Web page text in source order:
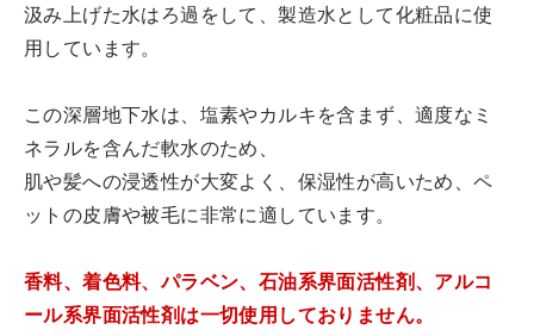
汲み上げた水はろ過をして、製造水として化粧品に使
用しています。
この深層地下水は、塩素やカルキを含まず、適度なミ
ネラルを含んだ軟水のため、
肌や髪への浸透性が大変よく、保湿性が高いため、ペ
ットの皮膚や被毛に非常に適しています。
香料、着色料、パラベン、石油系界面活性剤、アルコ
ール系界面活性剤は一切使用しておりません。